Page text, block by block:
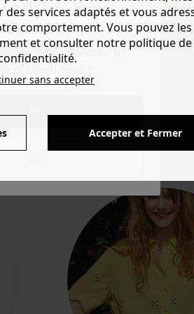
to be redirected to
services adaptés et vous
comportement. Vous pouvez les
et consulter notre politique de
sans accepter
Accepter et Fermer